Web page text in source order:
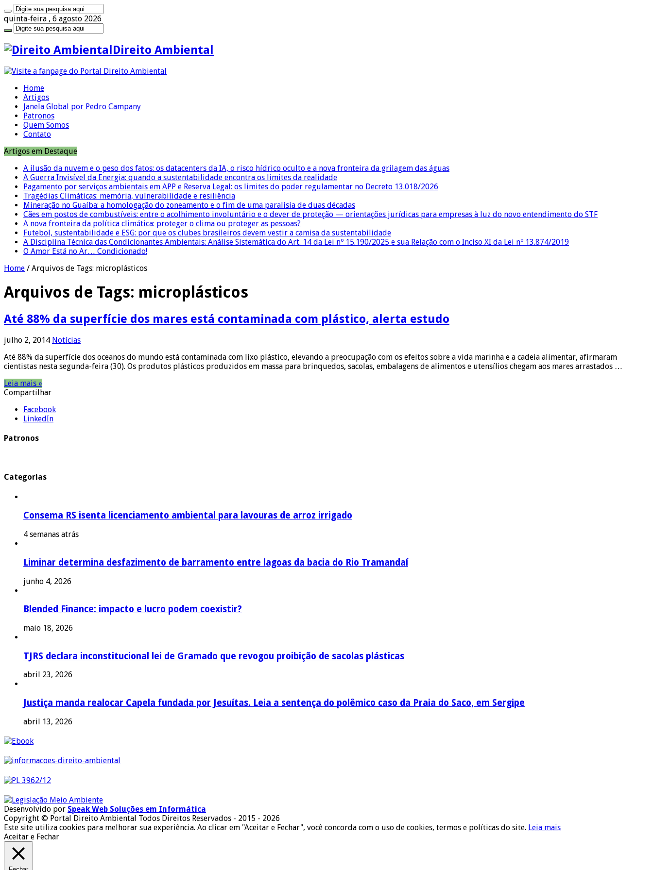
quinta-feira , 6 agosto 2026
Direito Ambiental
Home
Artigos
Janela Global por Pedro Campany
Patronos
Quem Somos
Contato
Artigos em Destaque
A ilusão da nuvem e o peso dos fatos: os datacenters da IA, o risco hídrico oculto e a nova fronteira da grilagem das águas
A Guerra Invisível da Energia: quando a sustentabilidade encontra os limites da realidade
Pagamento por serviços ambientais em APP e Reserva Legal: os limites do poder regulamentar no Decreto 13.018/2026
Tragédias Climáticas: memória, vulnerabilidade e resiliência
Mineração no Guaíba: a homologação do zoneamento e o fim de uma paralisia de duas décadas
Cães em postos de combustíveis: entre o acolhimento involuntário e o dever de proteção — orientações jurídicas para empresas à luz do novo entendimento do STF
A nova fronteira da política climática: proteger o clima ou proteger as pessoas?
Futebol, sustentabilidade e ESG: por que os clubes brasileiros devem vestir a camisa da sustentabilidade
A Disciplina Técnica das Condicionantes Ambientais: Análise Sistemática do Art. 14 da Lei nº 15.190/2025 e sua Relação com o Inciso XI da Lei nº 13.874/2019
O Amor Está no Ar… Condicionado!
Home / Arquivos de Tags: microplásticos
Arquivos de Tags: microplásticos
Até 88% da superfície dos mares está contaminada com plástico, alerta estudo
julho 2, 2014 Notícias
Até 88% da superfície dos oceanos do mundo está contaminada com lixo plástico, elevando a preocupação com os efeitos sobre a vida marinha e a cadeia alimentar, afirmaram
cientistas nesta segunda-feira (30). Os produtos plásticos produzidos em massa para brinquedos, sacolas, embalagens de alimentos e utensílios chegam aos mares arrastados …
Leia mais »
Compartilhar
Facebook
LinkedIn
Patronos
Categorias
Consema RS isenta licenciamento ambiental para lavouras de arroz irrigado
4 semanas atrás
Liminar determina desfazimento de barramento entre lagoas da bacia do Rio Tramandaí
junho 4, 2026
Blended Finance: impacto e lucro podem coexistir?
maio 18, 2026
TJRS declara inconstitucional lei de Gramado que revogou proibição de sacolas plásticas
abril 23, 2026
Justiça manda realocar Capela fundada por Jesuítas. Leia a sentença do polêmico caso da Praia do Saco, em Sergipe
abril 13, 2026
Desenvolvido por Speak Web Soluções em Informática
Copyright © Portal Direito Ambiental Todos Direitos Reservados - 2015 - 2026
Este site utiliza cookies para melhorar sua experiência. Ao clicar em "Aceitar e Fechar", você concorda com o uso de cookies, termos e políticas do site. Leia mais
Aceitar e Fechar